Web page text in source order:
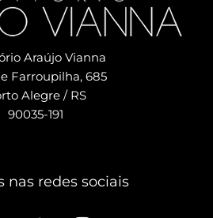
Araújo Vianna
Farroupilha, 685
Alegre / RS
90035-191
nas redes sociais​